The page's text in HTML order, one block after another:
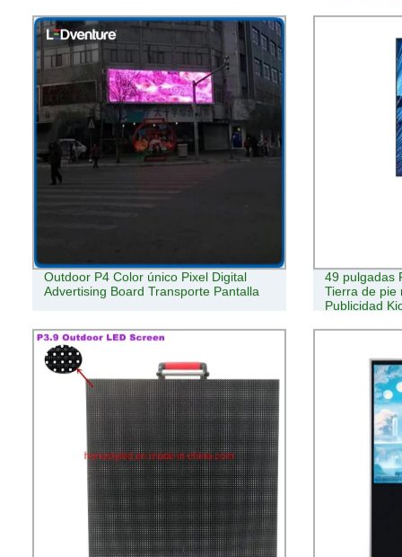
Outdoor P4 Color único Pixel Digital
Advertising Board Transporte Pantalla
49 pulgadas
Tierra de pie
Publicidad